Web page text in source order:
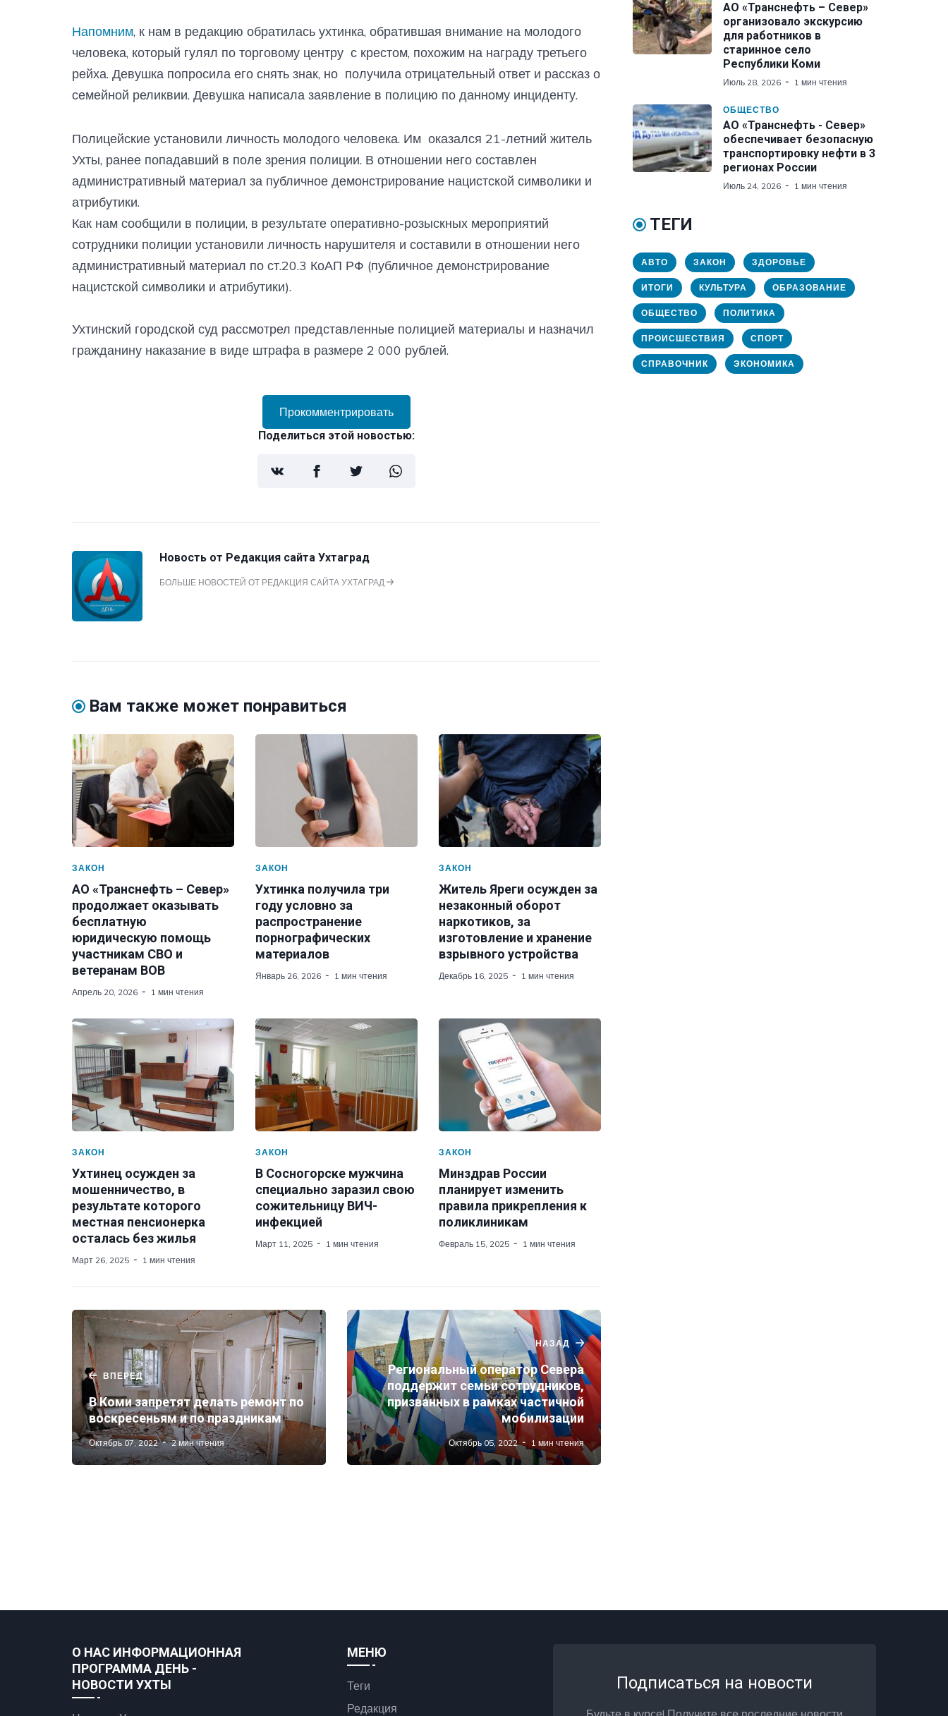
Напомним, к нам в редакцию обратилась ухтинка, обратившая внимание на молодого
человека, который гулял по торговому центру с крестом, похожим на награду третьего
рейха. Девушка попросила его снять знак, но получила отрицательный ответ и рассказ о
семейной реликвии. Девушка написала заявление в полицию по данному инциденту.
Полицейские установили личность молодого человека. Им оказался 21-летний житель
Ухты, ранее попадавший в поле зрения полиции. В отношении него составлен
административный материал за публичное демонстрирование нацистской символики и
атрибутики.
Как нам сообщили в полиции, в результате оперативно-розыскных мероприятий
сотрудники полиции установили личность нарушителя и составили в отношении него
административный материал по ст.20.3 КоАП РФ (публичное демонстрирование
нацистской символики и атрибутики).
Ухтинский городской суд рассмотрел представленные полицией материалы и назначил
гражданину наказание в виде штрафа в размере 2 000 рублей.
Прокомментрировать
Поделиться этой новостью:
Новость от Редакция сайта Ухтаград
БОЛЬШЕ НОВОСТЕЙ ОТ РЕДАКЦИЯ САЙТА УХТАГРАД
Вам также может понравиться
ЗАКОН
АО «Транснефть – Север»
продолжает оказывать
бесплатную
юридическую помощь
участникам СВО и
ветеранам ВОВ
Апрель 20, 2026 1 мин чтения
ЗАКОН
Ухтинка получила три
году условно за
распространение
порнографических
материалов
Январь 26, 2026 1 мин чтения
ЗАКОН
Житель Яреги осужден за
незаконный оборот
наркотиков, за
изготовление и хранение
взрывного устройства
Декабрь 16, 2025 1 мин чтения
ЗАКОН
Ухтинец осужден за
мошенничество, в
результате которого
местная пенсионерка
осталась без жилья
Март 26, 2025 1 мин чтения
ЗАКОН
В Сосногорске мужчина
специально заразил свою
сожительницу ВИЧ-
инфекцией
Март 11, 2025 1 мин чтения
ЗАКОН
Минздрав России
планирует изменить
правила прикрепления к
поликлиникам
Февраль 15, 2025 1 мин чтения
ВПЕРЕД
В Коми запретят делать ремонт по
воскресеньям и по праздникам
Октябрь 07, 2022 2 мин чтения
НАЗАД
Региональный оператор Севера
поддержит семьи сотрудников,
призванных в рамках частичной
мобилизации
Октябрь 05, 2022 1 мин чтения
АО «Транснефть – Север»
организовало экскурсию
для работников в
старинное село
Республики Коми
Июль 28, 2026 1 мин чтения
ОБЩЕСТВО
АО «Транснефть - Север»
обеспечивает безопасную
транспортировку нефти в 3
регионах России
Июль 24, 2026 1 мин чтения
ТЕГИ
АВТО ЗАКОН ЗДОРОВЬЕ
ИТОГИ КУЛЬТУРА ОБРАЗОВАНИЕ
ОБЩЕСТВО ПОЛИТИКА
ПРОИСШЕСТВИЯ СПОРТ
СПРАВОЧНИК ЭКОНОМИКА
О НАС ИНФОРМАЦИОННАЯ
ПРОГРАММА ДЕНЬ -
НОВОСТИ УХТЫ
МЕНЮ
Теги
Редакция
Подписаться на новости